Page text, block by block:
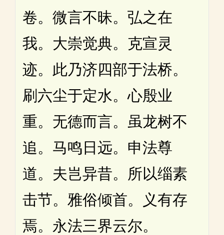
卷。微言不昧。弘之在
我。大崇觉典。克宣灵
迹。此乃济四部于法桥。
刷六尘于定水。心殷业
重。无德而言。虽龙树不
追。马鸣日远。申法尊
道。夫岂异昔。所以缁素
击节。雅俗倾首。义有存
焉。永法三界云尔。